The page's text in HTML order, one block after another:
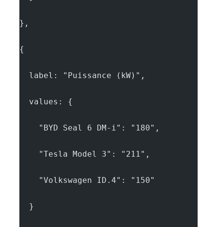
},
{
  label: "Puissance (kW)",
  values: {
    "BYD Seal 6 DM-i": "180",
    "Tesla Model 3": "211",
    "Volkswagen ID.4": "150"
  }